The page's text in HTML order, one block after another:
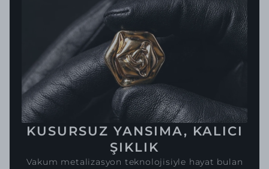
KUSURSUZ YANSIMA, KALICI
ŞIKLIK
Vakum metalizasyon teknolojisiyle hayat bulan